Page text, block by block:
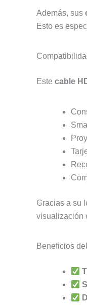
Además, sus
Esto es
Este cable
Gracias a su
visualización
Beneficios